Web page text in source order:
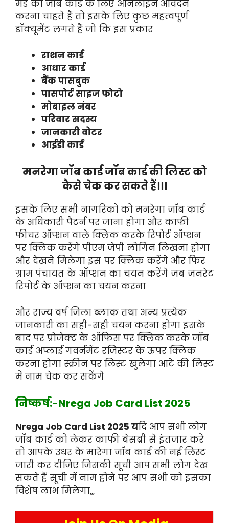
मंडे का जॉब कार्ड के लिए ऑनलाइन आवेदन
करना चाहते हैं तो इसके लिए कुछ महत्वपूर्ण
डॉक्यूमेंट लगते हैं जो कि इस प्रकार
राशन कार्ड
आधार कार्ड
बैंक पासबुक
पासपोर्ट साइज फोटो
मोबाइल नंबर
परिवार सदस्य
जानकारी वोटर
आईडी कार्ड
मनरेगा जॉब कार्ड जॉब कार्ड की लिस्ट को
कैसे चेक कर सकते हैं।।।
इसके लिए सभी नागरिकों को मनरेगा जॉब कार्ड
के अधिकारी पैटर्न पर जाना होगा और काफी
फीचर ऑप्शन वाले क्लिक करके रिपोर्ट ऑप्शन
पर क्लिक करेंगे पीएम जेपी लोगिन लिखना होगा
और देखने मिलेगा इस पर क्लिक करेंगे और फिर
ग्राम पंचायत के ऑप्शन का चयन करेंगे जब जनरेट
रिपोर्ट के ऑप्शन का चयन करना
और राज्य वर्ष जिला ब्लाक तथा अन्य प्रत्येक
जानकारी का सही-सही चयन करना होगा इसके
बाद पर प्रोजेक्ट के ऑफिस पर क्लिक करके जॉब
कार्ड अप्लाई गवर्नमेंट रजिस्टर के ऊपर क्लिक
करना होगा स्क्रीन पर लिस्ट खुलेगा आटे की लिस्ट
में नाम चेक कर सकेंगे
निष्कर्ष:-Nrega Job Card List 2025
Nrega Job Card List 2025 यदि आप सभी लोग
जॉब कार्ड को लेकर काफी बेसब्री से इंतजार करें
तो आपके उधर के मारेगा जॉब कार्ड की नई लिस्ट
जारी कर दीजिए जिसकी सूची आप सभी लोग देख
सकते हैं सूची में नाम होने पर आप सभी को इसका
विशेष लाभ मिलेगा,,,